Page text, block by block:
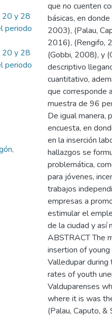
20 y 28
periodo
20 y 28
periodo
que no cuenten
básicas, en
2003), (Palau,
2016), (Rengifo,
(Gobbi, 2008), y
descriptivo
cuantitativo,
que corresponde
muestra de 96
De igual manera,
encuesta, en
en la inserción
hallazgos se
problemática,
para jóvenes,
trabajos
empresas a
estimular el
de la ciudad y así
ABSTRACT The
insertion of
Valledupar
rates of youth
Valduparenses
where it is was
(Palau, Caputo,